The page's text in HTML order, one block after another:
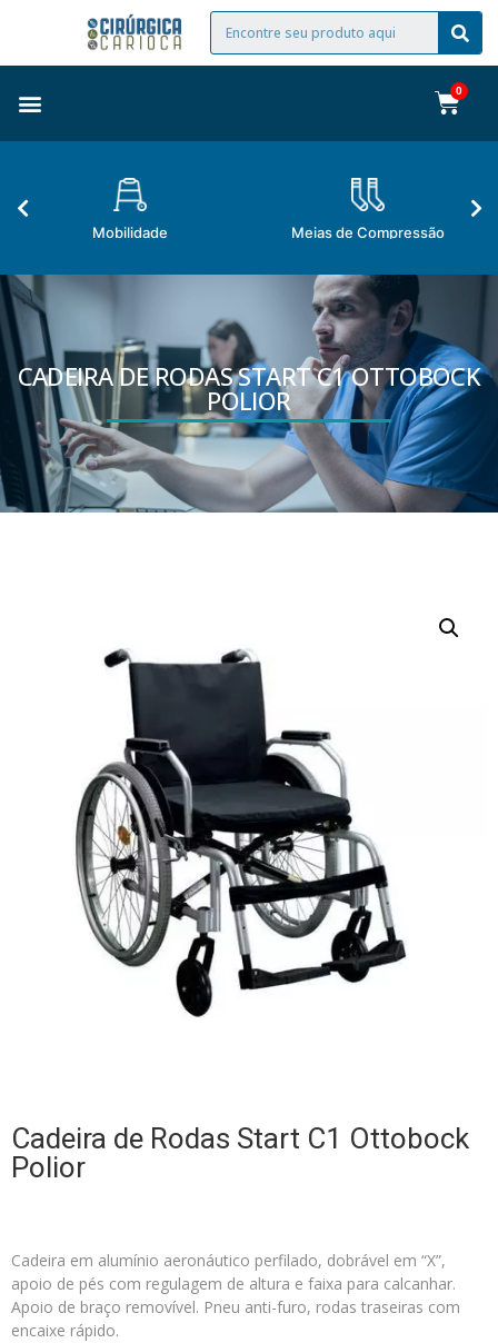
Mobilidade Meias de Compressão
CADEIRA DE RODAS START C1 OTTOBOCK
POLIOR
Cadeira de Rodas Start C1 Ottobock
Polior
Cadeira em alumínio aeronáutico perfilado, dobrável em “X”,
apoio de pés com regulagem de altura e faixa para calcanhar.
Apoio de braço removível. Pneu anti-furo, rodas traseiras com
encaixe rápido.